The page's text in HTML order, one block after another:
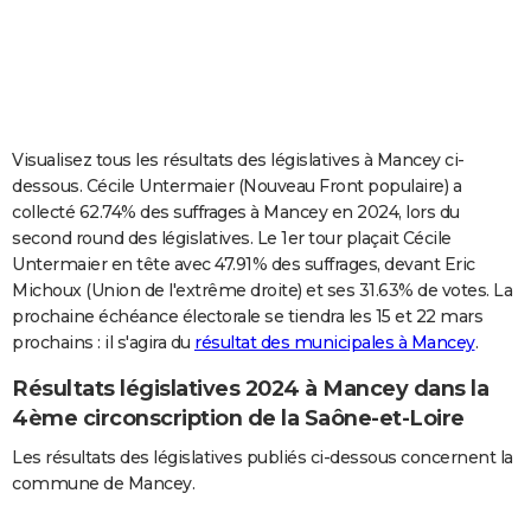
CARTE DE VOEUX
Carte de Noël
Carte Bonne année
Carte Saint-Valentin
Carte Pâques
Carte d'anniversaire
DICTIONNAIRE
Dictionnaire
Biographies
Citations
Expressions
Proverbes
PROGRAMME TV
COPAINS D'AVANT
FORUM
Bricolage
Lifestyle
Culture
Sport
Auto
Television
Voyage
Cinema
Visualisez tous les résultats des législatives à Mancey ci-
dessous. Cécile Untermaier (Nouveau Front populaire) a
collecté 62.74% des suffrages à Mancey en 2024, lors du
second round des législatives. Le 1er tour plaçait Cécile
Untermaier en tête avec 47.91% des suffrages, devant Eric
Michoux (Union de l'extrême droite) et ses 31.63% de votes. La
prochaine échéance électorale se tiendra les 15 et 22 mars
prochains : il s'agira du résultat des municipales à Mancey.
Résultats législatives 2024 à Mancey dans la
4ème circonscription de la Saône-et-Loire
Les résultats des législatives publiés ci-dessous concernent la
commune de Mancey.